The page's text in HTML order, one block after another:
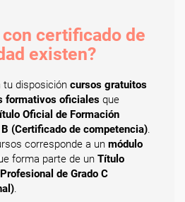
con certificado de
existen?
tu disposición cursos gratuitos
formativos oficiales que
Oficial de Formación
(Certificado de competencia).
corresponde a un módulo
forma parte de un Título
de Grado C
.